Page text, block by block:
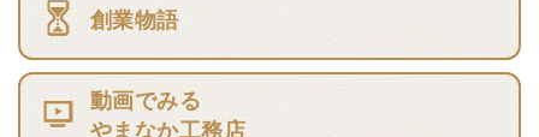
創業物語
動画でみる
やまなか工務店